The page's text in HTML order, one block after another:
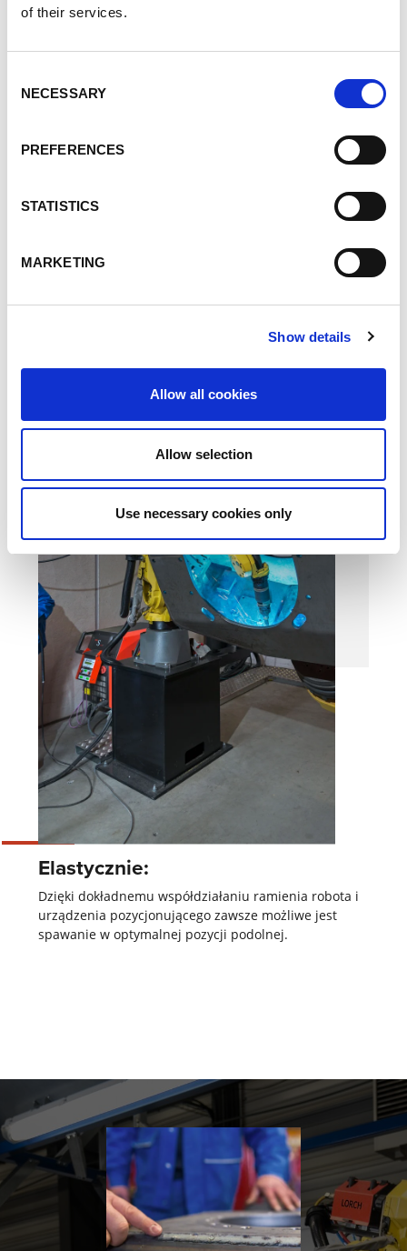
of their services.
Selection
NECESSARY
PREFERENCES
STATISTICS
MARKETING
Show details
Allow all cookies
Allow selection
Use necessary cookies only
odprysków: Dzięki zastosowaniu robota obróbka
Elastycznie:
Dzięki dokładnemu współdziałaniu ramienia robota i
urządzenia pozycjonującego zawsze możliwe jest
spawanie w optymalnej pozycji podolnej.